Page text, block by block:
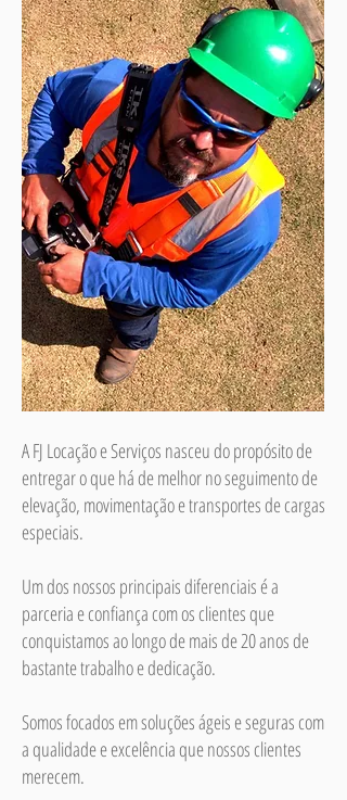
A FJ Locação e Serviços nasceu do propósito de
entregar o que há de melhor no seguimento de
elevação, movimentação e transportes de cargas
especiais.
Um dos nossos principais diferenciais é a
parceria e confiança com os clientes que
conquistamos ao longo de mais de 20 anos de
bastante trabalho e dedicação.
Somos focados em soluções ágeis e seguras com
a qualidade e excelência que nossos clientes
merecem.